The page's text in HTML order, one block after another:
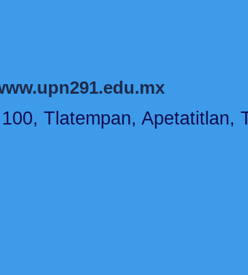
Tlatempan, Apetatitlan,